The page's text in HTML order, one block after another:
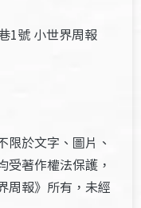
1號 小世界周報
限於文字、圖片、
受著作權法保護，
周報》所有，未經